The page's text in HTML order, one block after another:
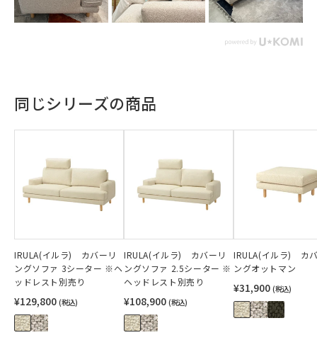
同じシリーズの商品
IRULA(イルラ) カバーリ
ングソファ 3シーター ※ヘ
ッドレスト別売り
¥129,800 (税込)
IRULA(イルラ) カバーリ
ングソファ 2.5シーター ※
ヘッドレスト別売り
¥108,900 (税込)
IRULA(イルラ) カ
ングオットマン
¥31,900 (税込)